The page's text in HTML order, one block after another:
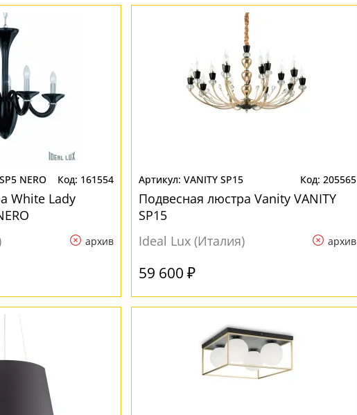
NERO 161554
White Lady
архив
VANITY SP15 205565
Подвесная люстра Vanity VANITY
SP15
Ideal Lux (Италия)
архив
59 600 ₽